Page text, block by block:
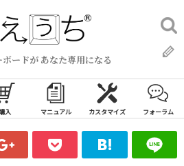
ードが あなた専用になる
検
索:
購入 マニュアル カスタマイズ フォーラム